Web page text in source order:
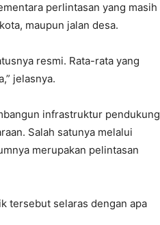
perlintasan yang masih
maupun jalan desa.
resmi. Rata-rata yang
jelasnya.
infrastruktur pendukung
Salah satunya melalui
merupakan pelintasan
tersebut selaras dengan apa